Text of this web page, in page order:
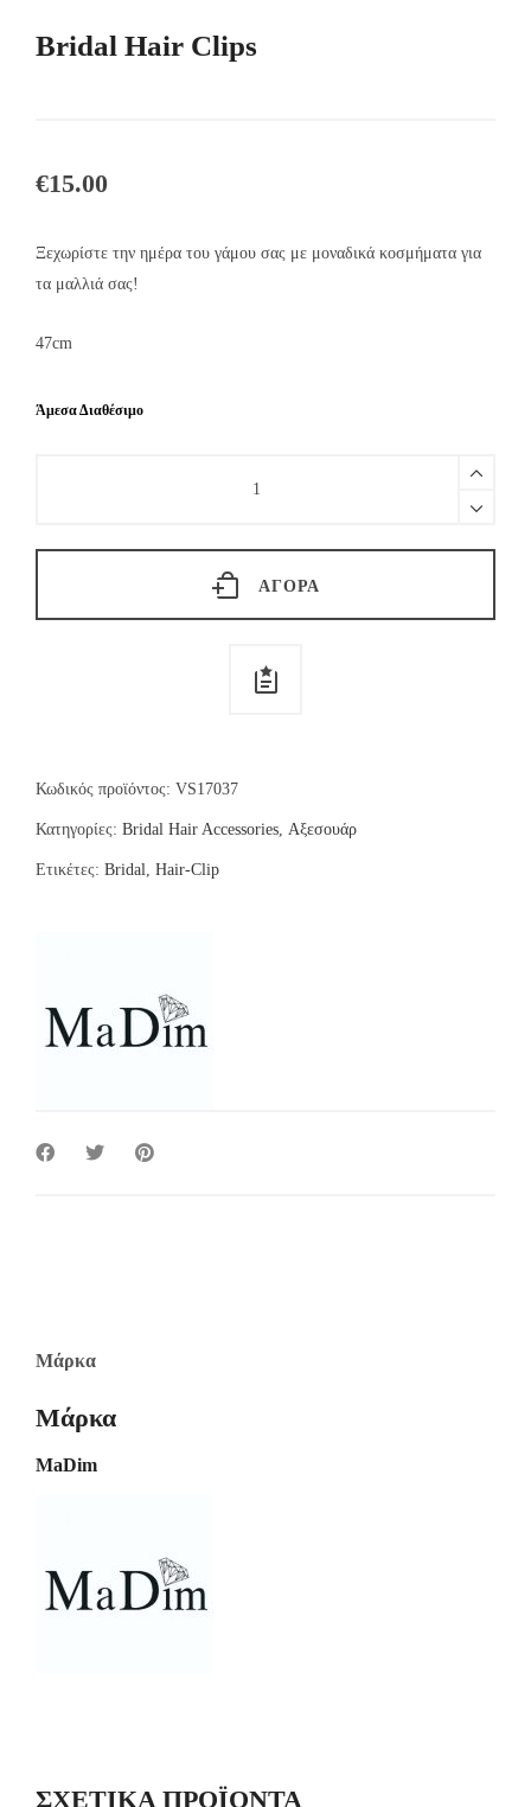
Bridal Hair Clips
€15.00
Ξεχωρίστε την ημέρα του γάμου σας με μοναδικά κοσμήματα για
τα μαλλιά σας!
47cm
Άμεσα Διαθέσιμο
ΑΓΟΡΆ
Κωδικός προϊόντος: VS17037
Κατηγορίες: Bridal Hair Accessories Αξεσουάρ
Ετικέτες: Bridal Hair-Clip
Μάρκα
Μάρκα
MaDim
ΣΧΕΤΙΚΆ ΠΡΟΪΌΝΤΑ